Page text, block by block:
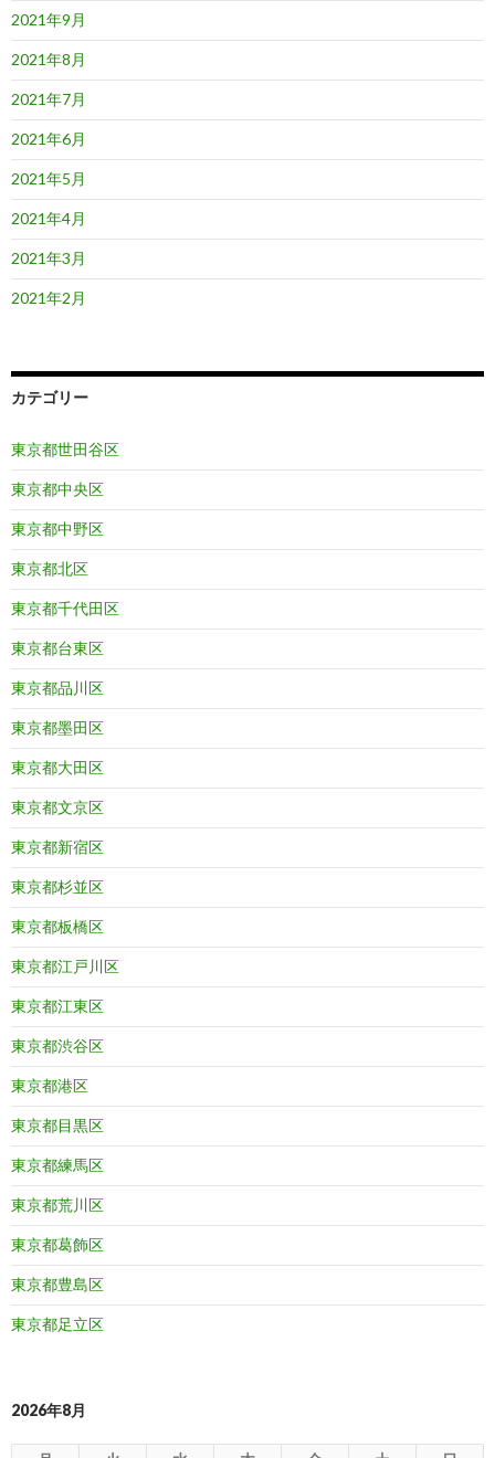
2021年9月
2021年8月
2021年7月
2021年6月
2021年5月
2021年4月
2021年3月
2021年2月
カテゴリー
東京都世田谷区
東京都中央区
東京都中野区
東京都北区
東京都千代田区
東京都台東区
東京都品川区
東京都墨田区
東京都大田区
東京都文京区
東京都新宿区
東京都杉並区
東京都板橋区
東京都江戸川区
東京都江東区
東京都渋谷区
東京都港区
東京都目黒区
東京都練馬区
東京都荒川区
東京都葛飾区
東京都豊島区
東京都足立区
2026年8月